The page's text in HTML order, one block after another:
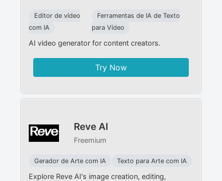
Editor de vídeo
com IA
Ferramentas de IA de Texto
para Vídeo
AI video generator for content creators.
Try Now
Reve AI
Freemium
Gerador de Arte com IA Texto para Arte com IA
Explore Reve AI's image creation, editing,